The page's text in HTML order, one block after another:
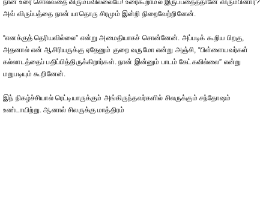
நான் உரை சொல்வதை விரும்பவில்லையே! உரைகூறாமல் இருப்பதைத்தானே விரும்பினார்?
அவ் விருப்பத்தை நான் யாதொரு சிரமும் இன்றி நிறைவேற்றினேன்.
“எனக்குத் தெரியவில்லை” என்று அமைதியாகச் சொன்னேன். அப்படிக் கூறிய பிறகு,
அதனால் என் ஆசிரியருக்கு ஏதேனும் குறை வருமோ என்று அஞ்சி, “பிள்ளையவர்கள்
கல்லாடத்தைப் பதிப்பித்திருக்கிறார்கள். நான் இன்னும் பாடம் கேட்கவில்லை” என்று
மறுபடியும் கூறினேன்.
இந் நிகழ்ச்சியால் ரெட்டியாருக்கும் அங்கிருந்தவர்களில் சிலருக்கும் சந்தோஷம்
உண்டாயிற்று. ஆனால் சிலருக்கு மாத்திரம்